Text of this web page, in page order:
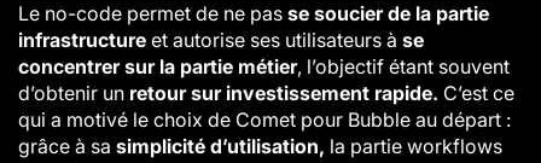
Le no-code permet de ne pas se soucier de la partie
infrastructure et autorise ses utilisateurs à se
concentrer sur la partie métier, l’objectif étant souvent
d’obtenir un retour sur investissement rapide. C’est ce
qui a motivé le choix de Comet pour Bubble au départ :
grâce à sa simplicité d’utilisation, la partie workflows